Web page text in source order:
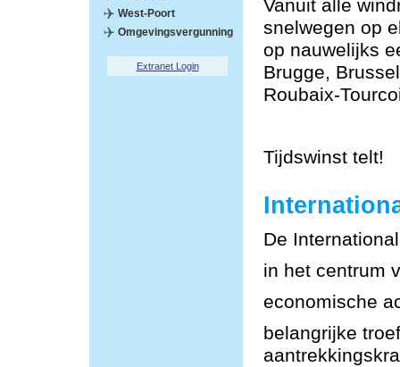
West-Poort
Omgevingsvergunning
Extranet Login
Vanuit alle
snelwegen op
op nauwelijks
Brugge,
Roubaix-
Tijdswinst telt!
De
in het centrum
economische
belangrijke